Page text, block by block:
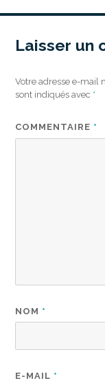
Laisser un
Votre adresse e-mail
sont indiqués avec *
COMMENTAIRE *
NOM *
E-MAIL *